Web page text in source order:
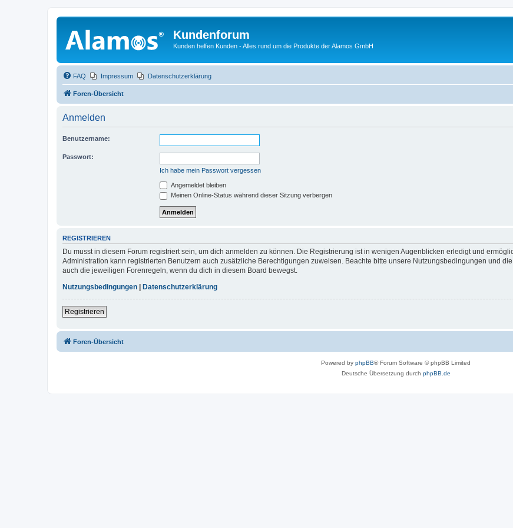
Kundenforum
Kunden helfen Kunden - Alles rund um die Produkte der Alamos GmbH
FAQ Impressum Datenschutzerklärung
Foren-Übersicht
Anmelden
Benutzername:
Passwort:
Ich habe mein Passwort vergessen
Angemeldet bleiben
Meinen Online-Status während dieser Sitzung verbergen
REGISTRIEREN
Du musst in diesem Forum registriert sein, um dich anmelden zu können. Die Registrierung ist in wenigen Augenblicken erledigt und
Administration kann registrierten Benutzern auch zusätzliche Berechtigungen zuweisen. Beachte bitte unsere Nutzungsbedingungen und
auch die jeweiligen Forenregeln, wenn du dich in diesem Board bewegst.
Nutzungsbedingungen
Datenschutzerklärung
Registrieren
Foren-Übersicht
Powered by phpBB® Forum Software © phpBB Limited
Deutsche Übersetzung durch phpBB.de